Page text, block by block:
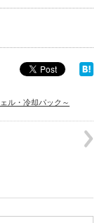
ル・冷却パック～